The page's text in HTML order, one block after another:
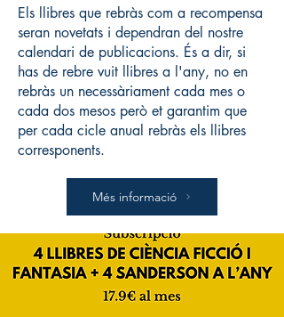
Els llibres que rebràs com a recompensa
seran novetats i dependran del nostre
calendari de publicacions. És a dir, si
has de rebre vuit llibres a l'any, no en
rebràs un necessàriament cada mes o
cada dos mesos però et garantim que
per cada cicle anual rebràs els llibres
corresponents.
Més informació